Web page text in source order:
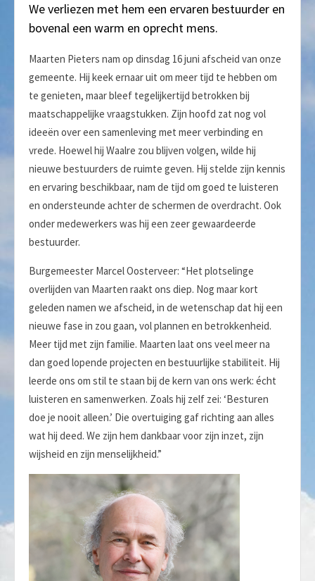
We verliezen met hem een ervaren bestuurder en
bovenal een warm en oprecht mens.
Maarten Pieters nam op dinsdag 16 juni afscheid van onze
gemeente. Hij keek ernaar uit om meer tijd te hebben om
te genieten, maar bleef tegelijkertijd betrokken bij
maatschappelijke vraagstukken. Zijn hoofd zat nog vol
ideeën over een samenleving met meer verbinding en
vrede. Hoewel hij Waalre zou blijven volgen, wilde hij
nieuwe bestuurders de ruimte geven. Hij stelde zijn kennis
en ervaring beschikbaar, nam de tijd om goed te luisteren
en ondersteunde achter de schermen de overdracht. Ook
onder medewerkers was hij een zeer gewaardeerde
bestuurder.
Burgemeester Marcel Oosterveer: “Het plotselinge
overlijden van Maarten raakt ons diep. Nog maar kort
geleden namen we afscheid, in de wetenschap dat hij een
nieuwe fase in zou gaan, vol plannen en betrokkenheid.
Meer tijd met zijn familie. Maarten laat ons veel meer na
dan goed lopende projecten en bestuurlijke stabiliteit. Hij
leerde ons om stil te staan bij de kern van ons werk: écht
luisteren en samenwerken. Zoals hij zelf zei: ‘Besturen
doe je nooit alleen.’ Die overtuiging gaf richting aan alles
wat hij deed. We zijn hem dankbaar voor zijn inzet, zijn
wijsheid en zijn menselijkheid.”